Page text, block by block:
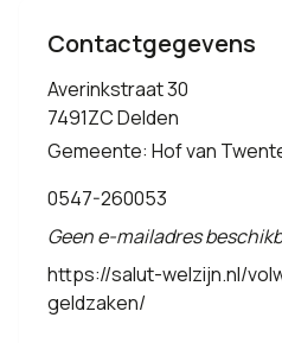
Contactgegevens
Averinkstraat 30
7491ZC Delden
Gemeente: Hof van
0547-260053
Geen e-mailadres
https://salut-welzijn.nl/
geldzaken/